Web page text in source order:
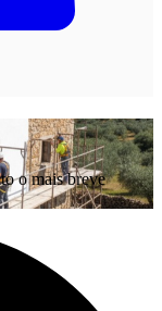
o mais breve